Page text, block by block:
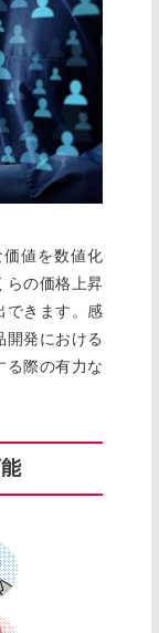
値を数値化
らの価格上昇
できます。感
開発における
る際の有力な